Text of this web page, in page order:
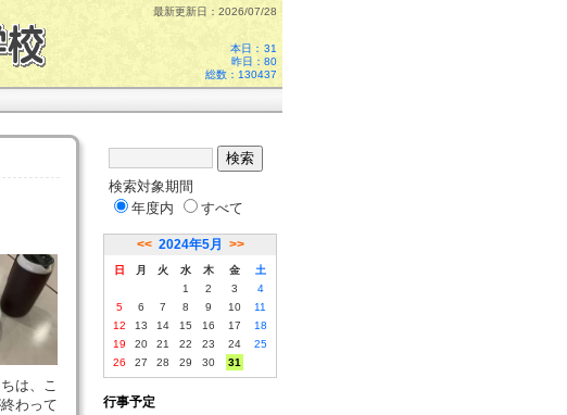
最新更新日：2026/07/28
本日： 31
昨日：80
総数：130437
は、こ
わって
検索対象期間
年度内
すべて
<< 2024年5月 >>
日 月 火 水 木 金
土
1
2 3
4
5
6 7 8 9 10
11
12
13 14 15 16 17
18
19
20 21 22 23 24
25
26
27 28 29 30 31
行事予定